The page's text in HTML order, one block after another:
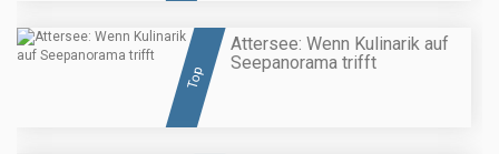
Top
Attersee: Wenn Kulinarik auf
Seepanorama trifft